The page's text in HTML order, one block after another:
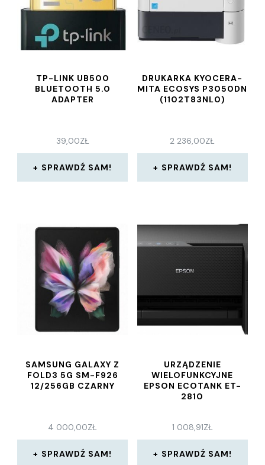
TP-LINK UB500
BLUETOOTH 5.0
ADAPTER
39,00ZŁ
SPRAWDŹ SAM!
DRUKARKA KYOCERA-
MITA ECOSYS P3050DN
(1102T83NL0)
2 236,00ZŁ
SPRAWDŹ SAM!
SAMSUNG GALAXY Z
FOLD3 5G SM-F926
12/256GB CZARNY
4 000,00ZŁ
SPRAWDŹ SAM!
URZĄDZENIE
WIELOFUNKCYJNE
EPSON ECOTANK ET-
2810
1 008,91ZŁ
SPRAWDŹ SAM!